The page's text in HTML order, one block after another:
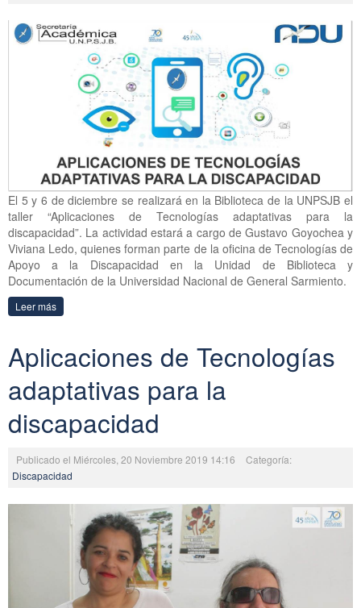
El 5 y 6 de diciembre se realizará en la Biblioteca de la UNPSJB el
taller “Aplicaciones de Tecnologías adaptativas para la
discapacidad”. La actividad estará a cargo de Gustavo Goyochea y
Viviana Ledo, quienes forman parte de la oficina de Tecnologías de
Apoyo a la Discapacidad en la Unidad de Biblioteca y
Documentación de la Universidad Nacional de General Sarmiento.
Leer más
Aplicaciones de Tecnologías
adaptativas para la
discapacidad
Publicado el Miércoles, 20 Noviembre 2019 14:16
Categoría:
Discapacidad